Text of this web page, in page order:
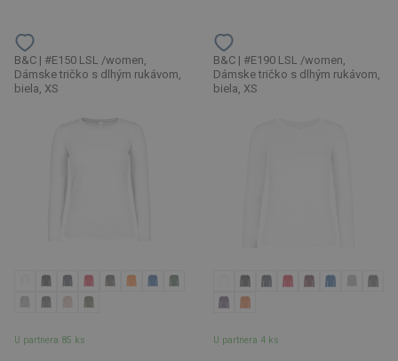
B&C | #E150 LSL /women,
Dámske tričko s dlhým rukávom,
biela, XS
U partnera 85 ks
B&C | #E190 LSL /women,
Dámske tričko s dlhým rukávom,
biela, XS
U partnera 4 ks